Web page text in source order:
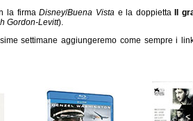
la firmaDisney/Buena Vista e la doppietta Il
Gordon-Levitt).
settimane aggiungeremo come sempre i